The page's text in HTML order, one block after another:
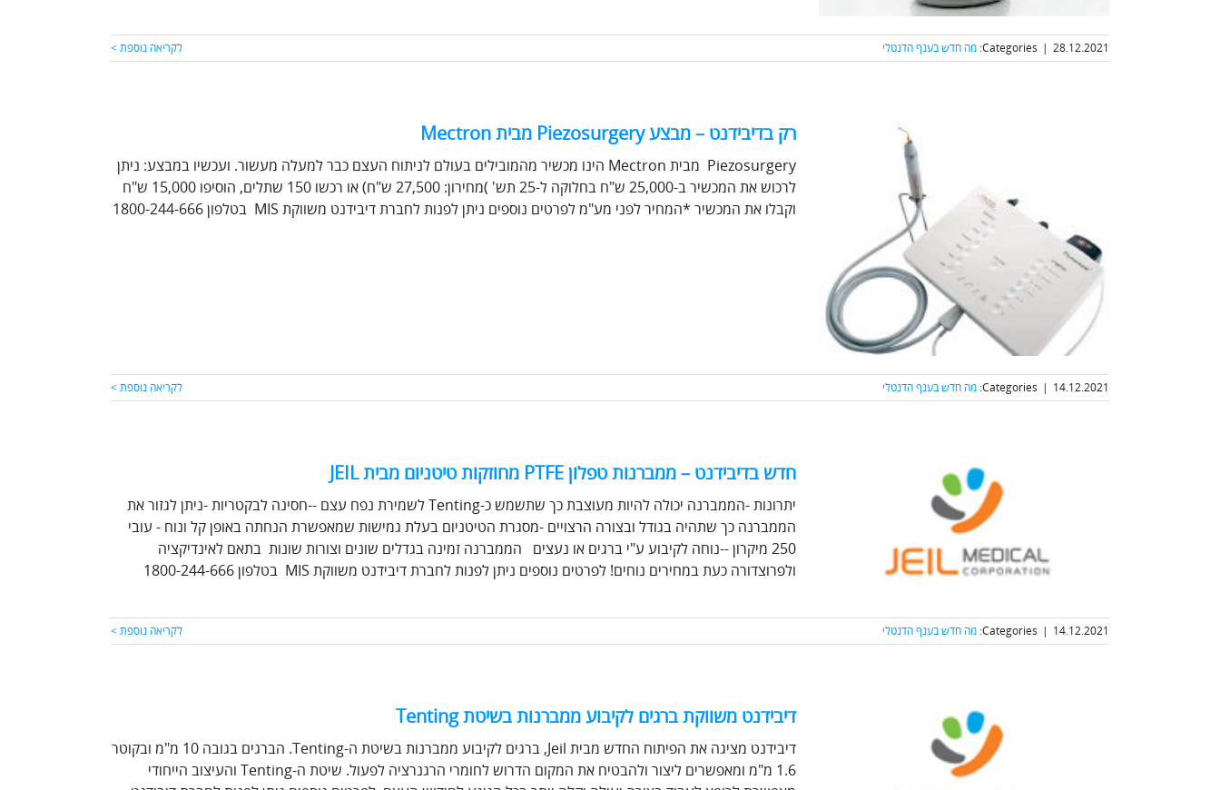
28.12.2021
|
Categories: מה חדש בענף הדנטלי לקריאה נוספת >
רק בדיבידנט – מבצע Piezosurgery מבית Mectron
Piezosurgery מבית Mectron הינו מכשיר מהמובילים בעולם לניתוח העצם כבר למעלה מעשור. ועכשיו במבצע: ניתן
לרכוש את המכשיר ב-25,000 ש"ח בחלוקה ל-25 תש' )מחירון: 27,500 ש"ח) או רכשו 150 שתלים, הוסיפו 15,000 ש"ח
וקבלו את המכשיר *המחיר לפני מע"מ לפרטים נוספים ניתן לפנות לחברת דיבידנט משווקת MIS בטלפון 1800-244-666
14.12.2021
|
Categories: מה חדש בענף הדנטלי לקריאה נוספת >
חדש בדיבידנט – ממברנות טפלון PTFE מחוזקות טיטניום מבית JEIL
יתרונות -הממברנה יכולה להיות מעוצבת כך שתשמש כ-Tenting לשמירת נפח עצם --חסינה לבקטריות -ניתן לגזור את
הממברנה כך שתהיה בגודל ובצורה הרצויים -מסגרת הטיטניום בעלת גמישות שמאפשרת הנחתה באופן קל ונוח - עובי
250 מיקרון --נוחה לקיבוע ע"י ברגים או נעצים הממברנה זמינה בגדלים שונים וצורות שונות בתאם לאינדיקציה
ולפרוצדורה כעת במחירים נוחים! לפרטים נוספים ניתן לפנות לחברת דיבידנט משווקת MIS בטלפון 1800-244-666
14.12.2021
|
Categories: מה חדש בענף הדנטלי לקריאה נוספת >
דיבידנט משווקת ברגים לקיבוע ממברנות בשיטת Tenting
דיבידנט מציגה את הפיתוח החדש מבית Jeil, ברגים לקיבוע ממברנות בשיטת ה-Tenting. הברגים בגובה 10 מ"מ ובקוטר
1.6 מ"מ ומאפשרים ליצור ולהבטיח את המקום הדרוש לחומרי הרגנרציה לפעול. שיטת ה-Tenting והעיצוב הייחודי